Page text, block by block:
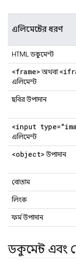
এলিমেন্টের ধরণ
HTML ডকুমেন্ট
<frame>অথবা
এলিমেন্ট
ছবির উপাদান
<input
এলিমেন্ট
<object>উপাদান
বোতাম
লিংক
ফর্ম উপাদান
ডকুমেন্ট এবং